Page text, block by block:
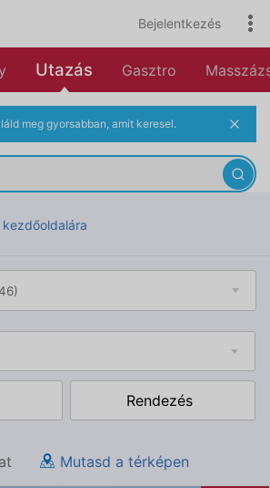
Bejelentkezés
Utazás Gasztro
meg gyorsabban, amit keresel.
Rendezés
Mutasd a térképen